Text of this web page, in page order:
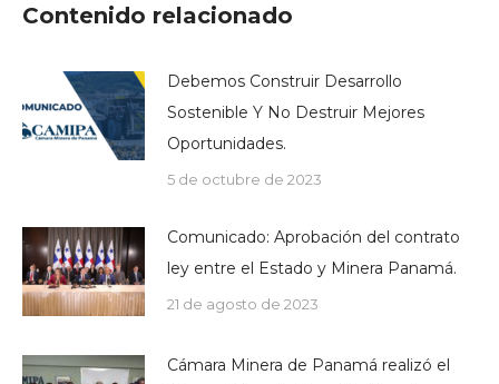
Contenido relacionado
Debemos Construir Desarrollo
Sostenible Y No Destruir Mejores
Oportunidades.
5 de octubre de 2023
Comunicado: Aprobación del contrato
ley entre el Estado y Minera Panamá.
21 de agosto de 2023
Cámara Minera de Panamá realizó el